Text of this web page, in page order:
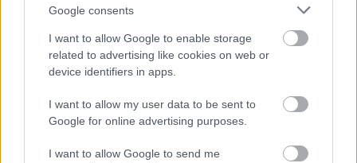
Google consents
I want to allow Google to enable storage
related to advertising like cookies on web or
device identifiers in apps.
I want to allow my user data to be sent to
Google for online advertising purposes.
I want to allow Google to send me